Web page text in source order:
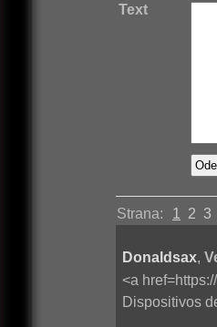
Text
Strana: 1 2 3
Donaldsax,
<a
Dispositivos